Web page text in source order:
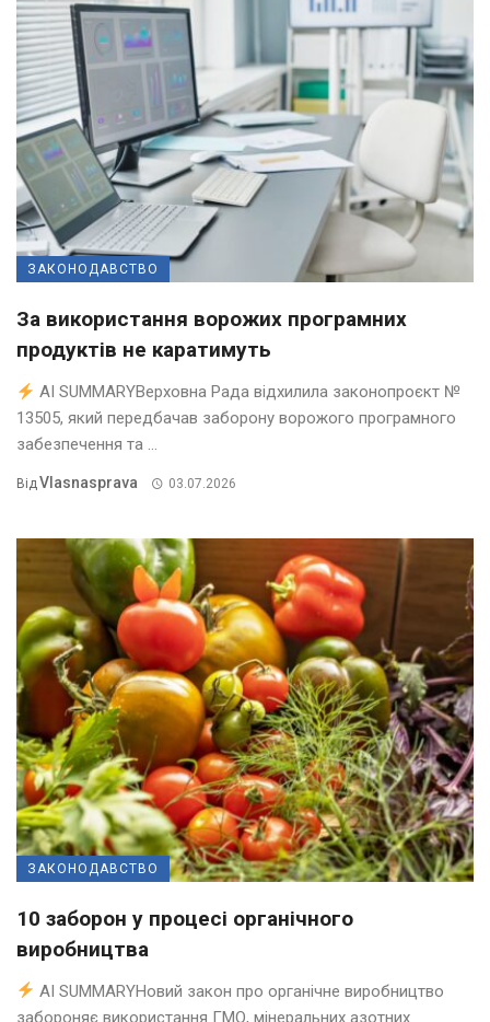
ЗАКОНОДАВСТВО
За використання ворожих програмних
продуктів не каратимуть
AI SUMMARYВерховна Рада відхилила законопроєкт №
13505, який передбачав заборону ворожого програмного
забезпечення та ...
ВідVlasnasprava 03.07.2026
ЗАКОНОДАВСТВО
10 заборон у процесі органічного
виробництва
AI SUMMARYНовий закон про органічне виробництво
забороняє використання ГМО, мінеральних азотних